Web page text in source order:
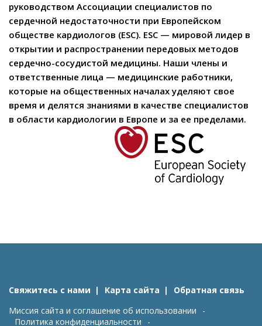
руководством Ассоциации специалистов по
сердечной недостаточности при Европейском
обществе кардиологов (ESC). ESC — мировой лидер в
открытии и распространении передовых методов
сердечно-сосудистой медицины. Наши члены и
ответственные лица — медицинские работники,
которые на общественных началах уделяют свое
время и делятся знаниями в качестве специалистов
в области кардиологии в Европе и за ее пределами.
Свяжитесь с нами Карта сайта
Обратная связь
Миссия сайта и соглашение об использовании
Политика конфиденциальности